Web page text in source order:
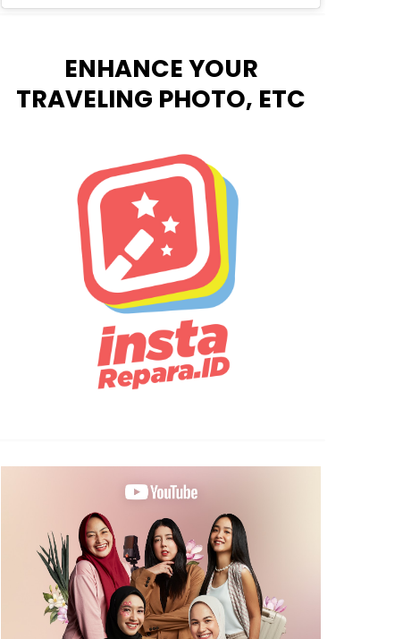
ENHANCE YOUR
TRAVELING PHOTO, ETC